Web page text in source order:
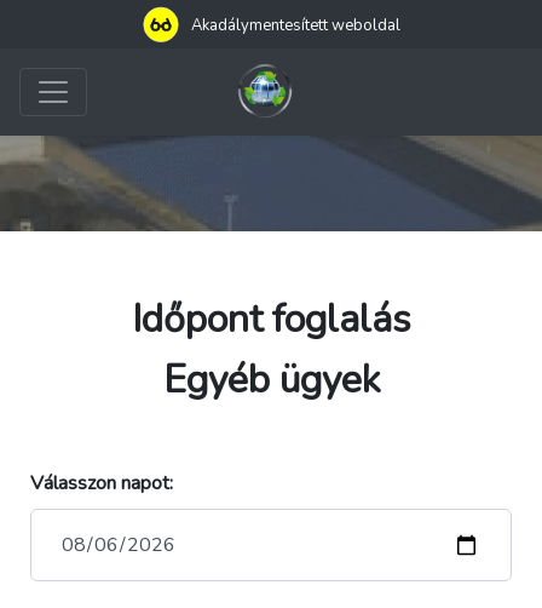
Akadálymentesített weboldal
Időpont foglalás
Egyéb ügyek
Válasszon napot: